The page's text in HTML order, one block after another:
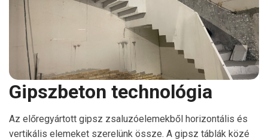
Gipszbeton technológia
Az előregyártott gipsz zsaluzóelemekből horizontális és
vertikális elemeket szerelünk össze. A gipsz táblák közé